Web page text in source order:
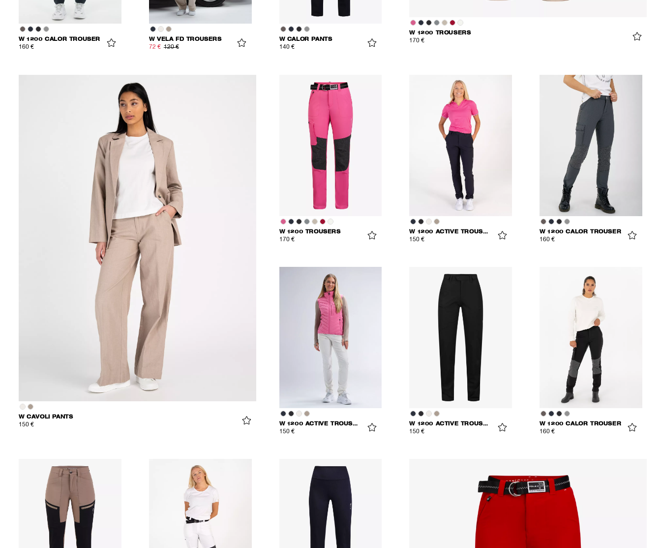
W 1200 TROUSERS
170 €
W 1200 CALOR TROUSER
160 €
W VELA FD TROUSERS
72 € 120 €
W CALOR PANTS
140 €
W CAVOLI PANTS
150 €
W 1200 TROUSERS
170 €
W 1200 ACTIVE TROUSERS
150 €
W 1200 CALOR TROUSER
160 €
W 1200 ACTIVE TROUSERS
150 €
W 1200 ACTIVE TROUSERS
150 €
W 1200 CALOR TROUSER
160 €